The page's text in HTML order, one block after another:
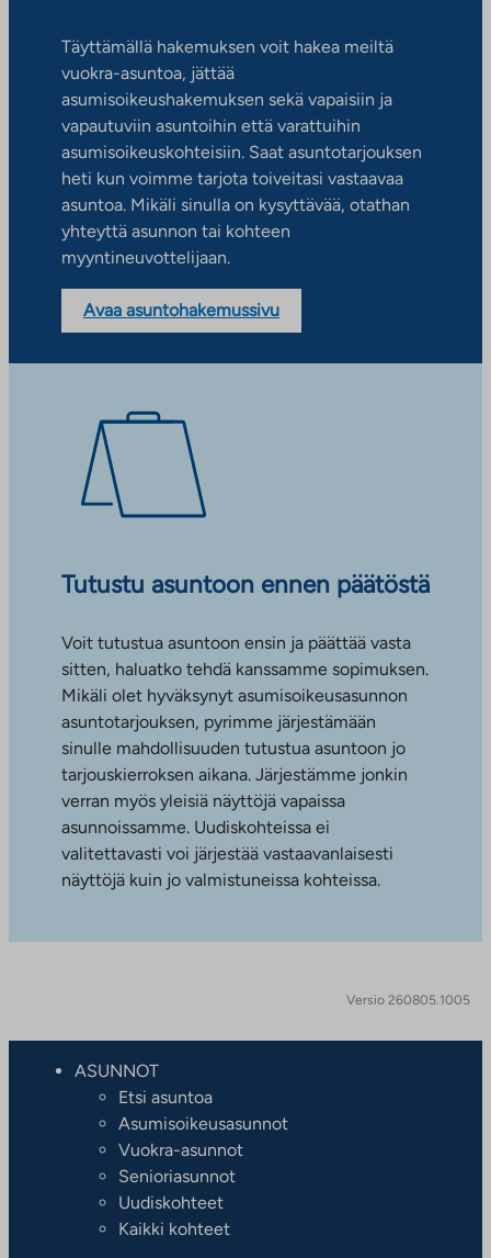
Täyttämällä hakemuksen voit hakea meiltä
vuokra-asuntoa, jättää
asumisoikeushakemuksen sekä vapaisiin ja
vapautuviin asuntoihin että varattuihin
asumisoikeuskohteisiin. Saat asuntotarjouksen
heti kun voimme tarjota toiveitasi vastaavaa
asuntoa. Mikäli sinulla on kysyttävää, otathan
yhteyttä asunnon tai kohteen
myyntineuvottelijaan.
Avaa asuntohakemussivu
Tutustu asuntoon ennen päätöstä
Voit tutustua asuntoon ensin ja päättää vasta
sitten, haluatko tehdä kanssamme sopimuksen.
Mikäli olet hyväksynyt asumisoikeusasunnon
asuntotarjouksen, pyrimme järjestämään
sinulle mahdollisuuden tutustua asuntoon jo
tarjouskierroksen aikana. Järjestämme jonkin
verran myös yleisiä näyttöjä vapaissa
asunnoissamme. Uudiskohteissa ei
valitettavasti voi järjestää vastaavanlaisesti
näyttöjä kuin jo valmistuneissa kohteissa.
Versio 260805.1005
ASUNNOT
Etsi asuntoa
Asumisoikeusasunnot
Vuokra-asunnot
Senioriasunnot
Uudiskohteet
Kaikki kohteet